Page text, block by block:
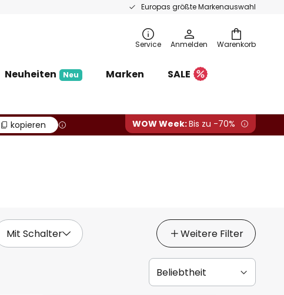
Europas größte Markenauswahl
Warenkorb
Service Anmelden
Neuheiten Neu Marken
SALE
kopieren WOW Week:Bis zu -70%
Mit Schalter Weitere Filter